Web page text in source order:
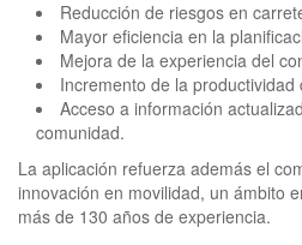
Reducción de riesgos en
Mayor eficiencia en la
Mejora de la experiencia del
Incremento de la productividad
Acceso a información
comunidad.
La aplicación refuerza además el
innovación en movilidad, un ámbito
más de 130 años de experiencia.